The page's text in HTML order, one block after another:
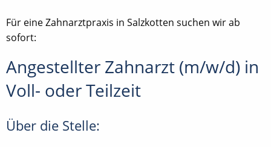
Für eine Zahnarztpraxis in Salzkotten suchen wir ab
sofort:
Angestellter Zahnarzt (m/w/d) in
Voll- oder Teilzeit
Über die Stelle: